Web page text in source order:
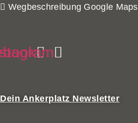
Wegbeschreibung Google Maps
Dein Ankerplatz Newsletter